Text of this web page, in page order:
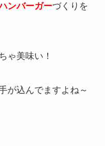
ンバーガーづくりを
ゃ美味い！
が込んでますよね～